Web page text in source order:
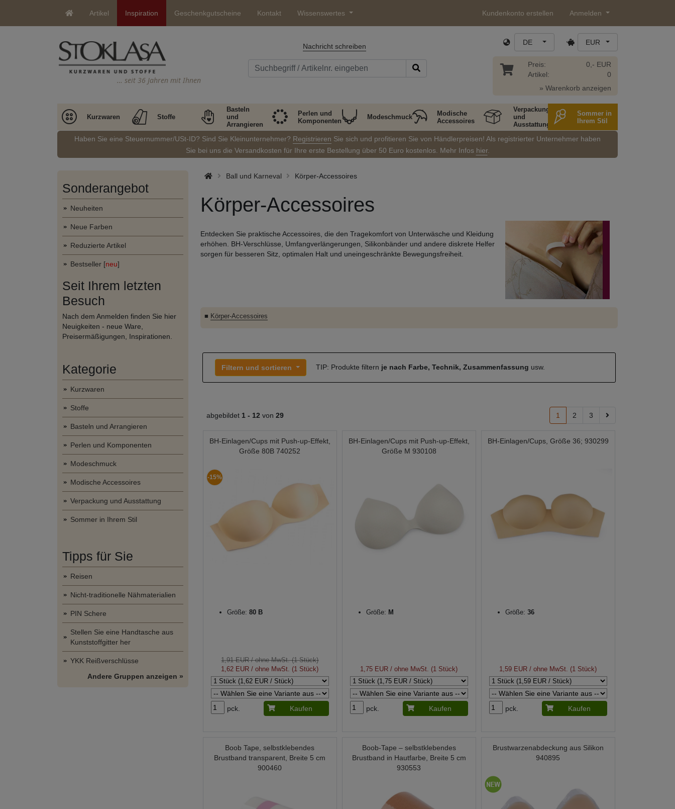
Artikel Inspiration Geschenkgutscheine Kontakt Wissenswertes Kundenkonto erstellen Anmelden
… seit 36 Jahren mit Ihnen
Nachricht schreiben DE EUR
Preis:
Artikel:
0,- EUR
0
» Warenkorb anzeigen
Kurzwaren Stoffe
Basteln
und
Arrangieren
Perlen und
Komponenten
Modeschmuck
Modische
Accessoires
Verpackung
und
Ausstattung
Sommer in
Ihrem Stil
Haben Sie eine Steuernummer/USt-ID? Sind Sie Kleinunternehmer? Registrieren Sie sich und profitieren Sie von Händlerpreisen! Als registrierter Unternehmer haben
Sie bei uns die Versandkosten für Ihre erste Bestellung über 50 Euro kostenlos. Mehr Infos hier.
Sonderangebot
Neuheiten
Neue Farben
Reduzierte Artikel
Bestseller [neu]
Seit Ihrem letzten
Besuch
Nach dem Anmelden finden Sie hier
Neuigkeiten - neue Ware,
Preisermäßigungen, Inspirationen.
Kategorie
Kurzwaren
Stoffe
Basteln und Arrangieren
Perlen und Komponenten
Modeschmuck
Modische Accessoires
Verpackung und Ausstattung
Sommer in Ihrem Stil
Tipps für Sie
Reisen
Nicht-traditionelle Nähmaterialien
PIN Schere
Stellen Sie eine Handtasche aus
Kunststoffgitter her
YKK Reißverschlüsse
Andere Gruppen anzeigen »
Ball und Karneval Körper-Accessoires
Körper-Accessoires
Entdecken Sie praktische Accessoires, die den Tragekomfort von Unterwäsche und Kleidung
erhöhen. BH-Verschlüsse, Umfangverlängerungen, Silikonbänder und andere diskrete Helfer
sorgen für besseren Sitz, optimalen Halt und uneingeschränkte Bewegungsfreiheit.
■ Körper-Accessoires
Filtern und sortieren TIP: Produkte filtern je nach Farbe, Technik, Zusammenfassung usw.
abgebildet 1 - 12 von 29 1 2 3
BH-Einlagen/Cups mit Push-up-Effekt,
Größe 80B 740252
-15%
Größe: 80 B
1,91 EUR/ ohne MwSt. (1 Stück)
1,62 EUR / ohne MwSt. (1 Stück)
pck. Kaufen
BH-Einlagen/Cups mit Push-up-Effekt,
Größe M 930108
Größe: M
1,75 EUR / ohne MwSt. (1 Stück)
pck. Kaufen
BH-Einlagen/Cups, Größe 36; 930299
Größe: 36
1,59 EUR / ohne MwSt. (1 Stück)
pck. Kaufen
Boob Tape, selbstklebendes
Brustband transparent, Breite 5 cm
900460
Boob-Tape – selbstklebendes
Brustband in Hautfarbe, Breite 5 cm
930553
Brustwarzenabdeckung aus Silikon
940895